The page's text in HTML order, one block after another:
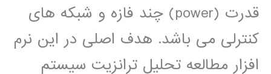
قدرت (power) چند فازه و شبکه های
کنترلی می باشد. هدف اصلی در این نرم
افزار مطالعه تحلیل ترانزیت سیستم